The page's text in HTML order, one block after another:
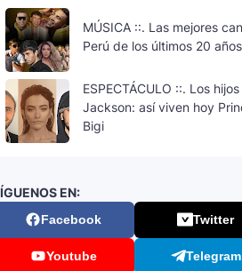
MÚSICA ::. Las mejores
Perú de los últimos 20 años
ESPECTÁCULO ::. Los
Jackson: así viven hoy
Bigi
EN:
Facebook Twitter
Youtube Telegram